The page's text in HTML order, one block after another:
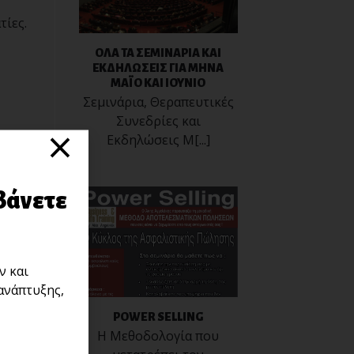
ΟΛΑ ΤΑ ΣΕΜΙΝΑΡΙΑ ΚΑΙ
ΕΚΔΗΛΩΣΕΙΣ ΓΙΑ ΜΗΝΑ
ΜΑΪΟ ΚΑΙ ΙΟΥΝΙΟ
Σεμινάρια, Θεραπευτικές
Συνεδρίες και
Εκδηλώσεις Μ[...]
POWER SELLING
Η Μεθοδολογία που
×
και